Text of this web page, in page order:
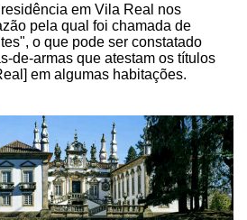
em Vila Real nos
pela qual foi chamada de
o que pode ser constatado
de-armas que atestam os títulos
em algumas habitações.